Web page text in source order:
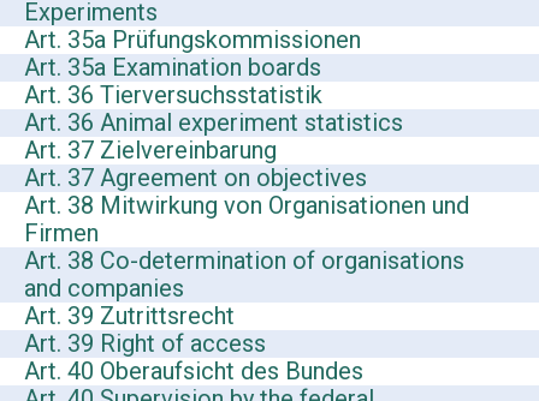
Experiments
Art. 35a Prüfungskommissionen
Art. 35a Examination boards
Art. 36 Tierversuchsstatistik
Art. 36 Animal experiment statistics
Art. 37 Zielvereinbarung
Art. 37 Agreement on objectives
Art. 38 Mitwirkung von Organisationen und
Firmen
Art. 38 Co-determination of organisations
and companies
Art. 39 Zutrittsrecht
Art. 39 Right of access
Art. 40 Oberaufsicht des Bundes